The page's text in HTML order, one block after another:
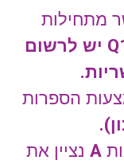
יש לרשום
הספרות
A נציין את